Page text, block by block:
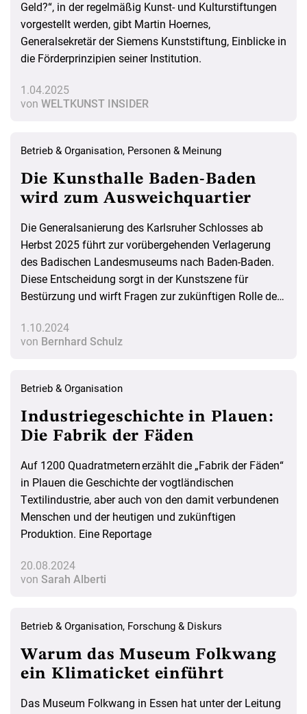
Geld?“, in der regelmäßig Kunst- und Kulturstiftungen
vorgestellt werden, gibt Martin Hoernes,
Generalsekretär der Siemens Kunststiftung, Einblicke in
die Förderprinzipien seiner Institution.
1.04.2025
von WELTKUNST INSIDER
Betrieb & Organisation, Personen & Meinung
Die Kunsthalle Baden-Baden
wird zum Ausweichquartier
Die Generalsanierung des Karlsruher Schlosses ab
Herbst 2025 führt zur vorübergehenden Verlagerung
des Badischen Landesmuseums nach Baden-Baden.
Diese Entscheidung sorgt in der Kunstszene für
Bestürzung und wirft Fragen zur zukünftigen Rolle der
1.10.2024
von Bernhard Schulz
Betrieb & Organisation
Industriegeschichte in Plauen:
Die Fabrik der Fäden
Auf 1200 Quadratmetern erzählt die „Fabrik der Fäden“
in Plauen die Geschichte der vogtländischen
Textilindustrie, aber auch von den damit verbundenen
Menschen und der heutigen und zukünftigen
Produktion. Eine Reportage
20.08.2024
von Sarah Alberti
Betrieb & Organisation, Forschung & Diskurs
Warum das Museum Folkwang
ein Klimaticket einführt
Das Museum Folkwang in Essen hat unter der Leitung